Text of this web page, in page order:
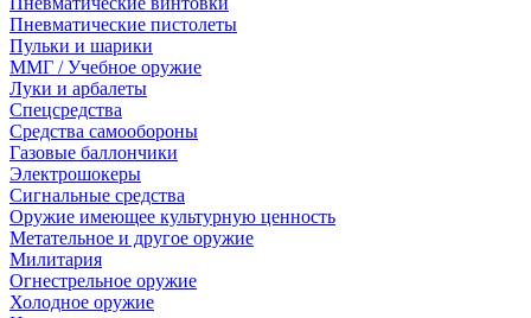
Пневматические пистолеты
Пульки и шарики
ММГ / Учебное оружие
Луки и арбалеты
Спецсредства
Средства самообороны
Газовые баллончики
Электрошокеры
Сигнальные средства
Оружие имеющее культурную ценность
Метательное и другое оружие
Милитария
Огнестрельное оружие
Холодное оружие